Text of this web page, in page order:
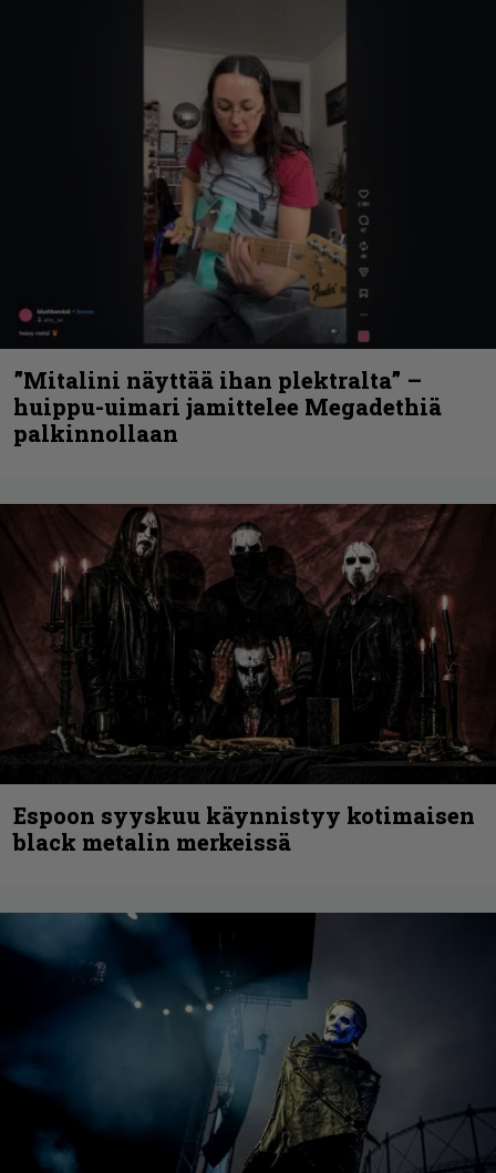
”Mitalini näyttää ihan plektralta” –
huippu-uimari jamittelee Megadethiä
palkinnollaan
Espoon syyskuu käynnistyy kotimaisen
black metalin merkeissä